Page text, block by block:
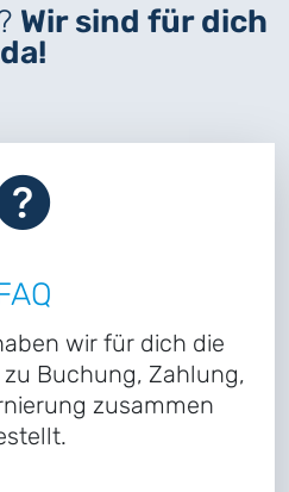
Wir sind für dich
da!
wir für dich die
Buchung, Zahlung,
zusammen